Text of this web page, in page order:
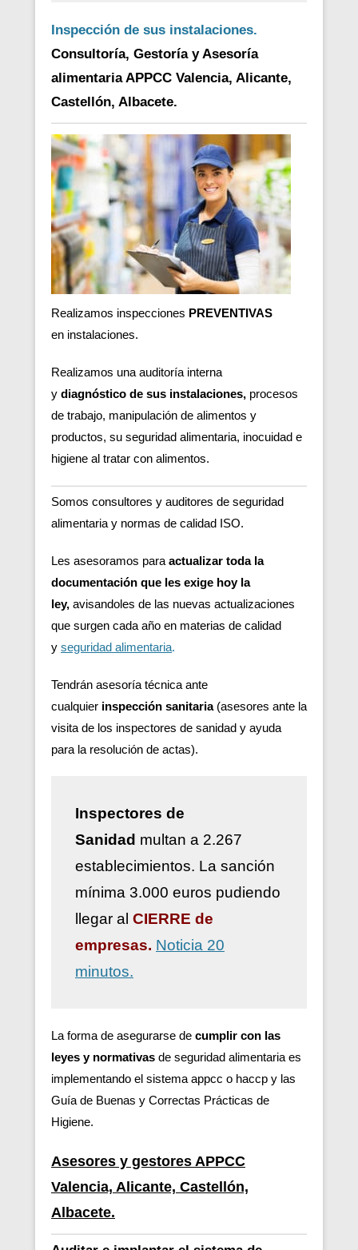
Inspección de sus instalaciones.
Consultoría, Gestoría y Asesoría
alimentaria APPCC Valencia, Alicante,
Castellón, Albacete.
Realizamos inspecciones PREVENTIVAS
en instalaciones.
Realizamos una auditoría interna
y diagnóstico de sus instalaciones, procesos
de trabajo, manipulación de alimentos y
productos, su seguridad alimentaria, inocuidad e
higiene al tratar con alimentos.
Somos consultores y auditores de seguridad
alimentaria y normas de calidad ISO.
Les asesoramos para actualizar toda la
documentación que les exige hoy la
ley, avisandoles de las nuevas actualizaciones
que surgen cada año en materias de calidad
y seguridad alimentaria.
Tendrán asesoría técnica ante
cualquier inspección sanitaria (asesores ante la
visita de los inspectores de sanidad y ayuda
para la resolución de actas).
Inspectores de
Sanidad multan a 2.267
establecimientos. La sanción
mínima 3.000 euros pudiendo
llegar al CIERRE de
empresas. Noticia 20
minutos.
La forma de asegurarse de cumplir con las
leyes y normativas de seguridad alimentaria es
implementando el sistema appcc o haccp y las
Guía de Buenas y Correctas Prácticas de
Higiene.
Asesores y gestores APPCC
Valencia, Alicante, Castellón,
Albacete.